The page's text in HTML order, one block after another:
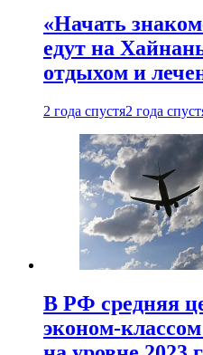
«Начать
едут на
отдыхом и
2 года спустя2 года
В РФ средняя
эконом-